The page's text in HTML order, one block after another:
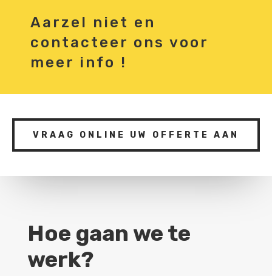
Aarzel niet en
contacteer ons voor
meer info !
VRAAG ONLINE UW OFFERTE AAN
Hoe gaan we te
werk?